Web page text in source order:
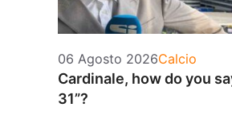
06 Agosto 2026Categorie
Calcio
Cardinale, how do you
31”?